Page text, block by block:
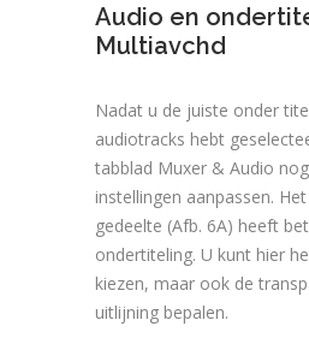
Audio en
Multiavchd
Nadat u de juiste onder
audiotracks hebt
tabblad Muxer & Audio
instellingen aanpassen.
gedeelte (Afb. 6A) heeft
ondertiteling. U kunt hier
kiezen, maar ook de
uitlijning bepalen.